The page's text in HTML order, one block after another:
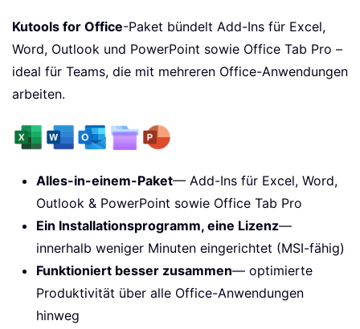
Kutools for Office-Paket bündelt Add-Ins für Excel,
Word, Outlook und PowerPoint sowie Office Tab Pro –
ideal für Teams, die mit mehreren Office-Anwendungen
arbeiten.
Alles-in-einem-Paket— Add-Ins für Excel, Word,
Outlook & PowerPoint sowie Office Tab Pro
Ein Installationsprogramm, eine Lizenz—
innerhalb weniger Minuten eingerichtet (MSI-fähig)
Funktioniert besser zusammen— optimierte
Produktivität über alle Office-Anwendungen
hinweg